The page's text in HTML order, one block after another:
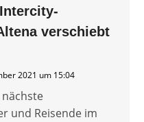
verschiebt
2021 um 15:04
und Reisende im